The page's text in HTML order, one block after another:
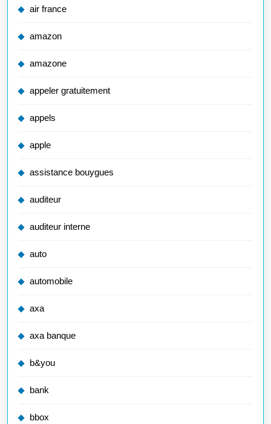
air france
amazon
amazone
appeler gratuitement
appels
apple
assistance bouygues
auditeur
auditeur interne
auto
automobile
axa
axa banque
b&you
bank
bbox